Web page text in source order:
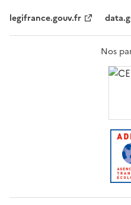
legifrance.gouv.fr
Nos